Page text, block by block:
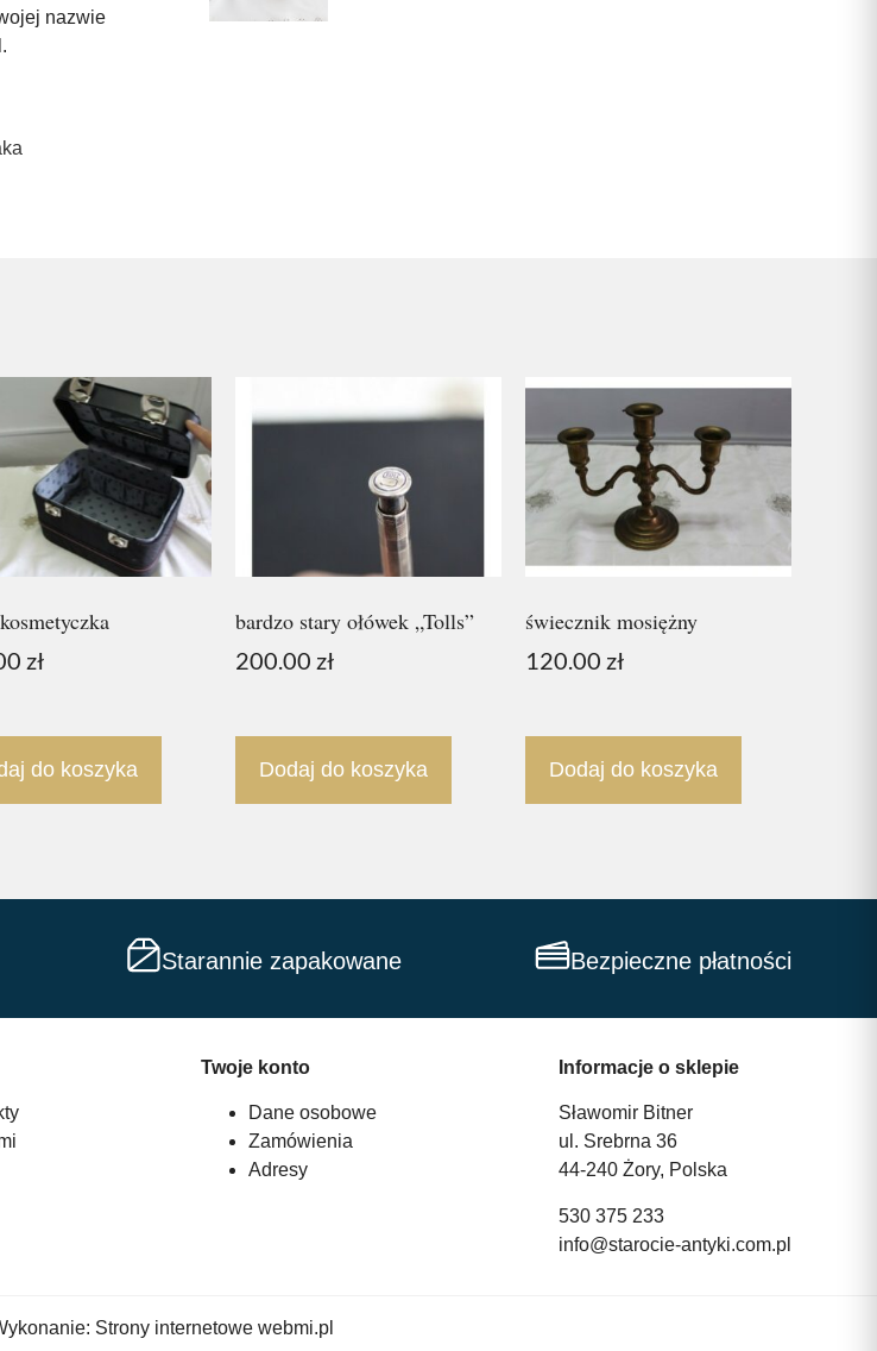
nazwie
zł
do koszyka
bardzo stary ołówek „Tolls”
200.00 zł
Dodaj do koszyka
świecznik mosiężny
120.00 zł
Dodaj do koszyka
Starannie zapakowane Bezpieczne płatności
Twoje konto
Dane osobowe
Zamówienia
Adresy
Informacje o sklepie
Sławomir Bitner
ul. Srebrna 36
44-240 Żory, Polska
530 375 233
info@starocie-antyki.com.pl
Strony internetowe webmi.pl